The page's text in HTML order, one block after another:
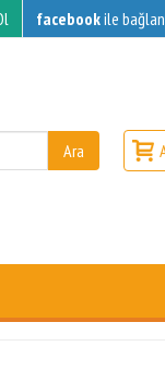
facebookile bağlan